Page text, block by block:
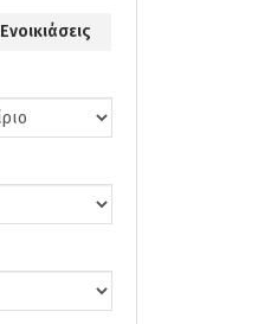
Ενοικιάσεις